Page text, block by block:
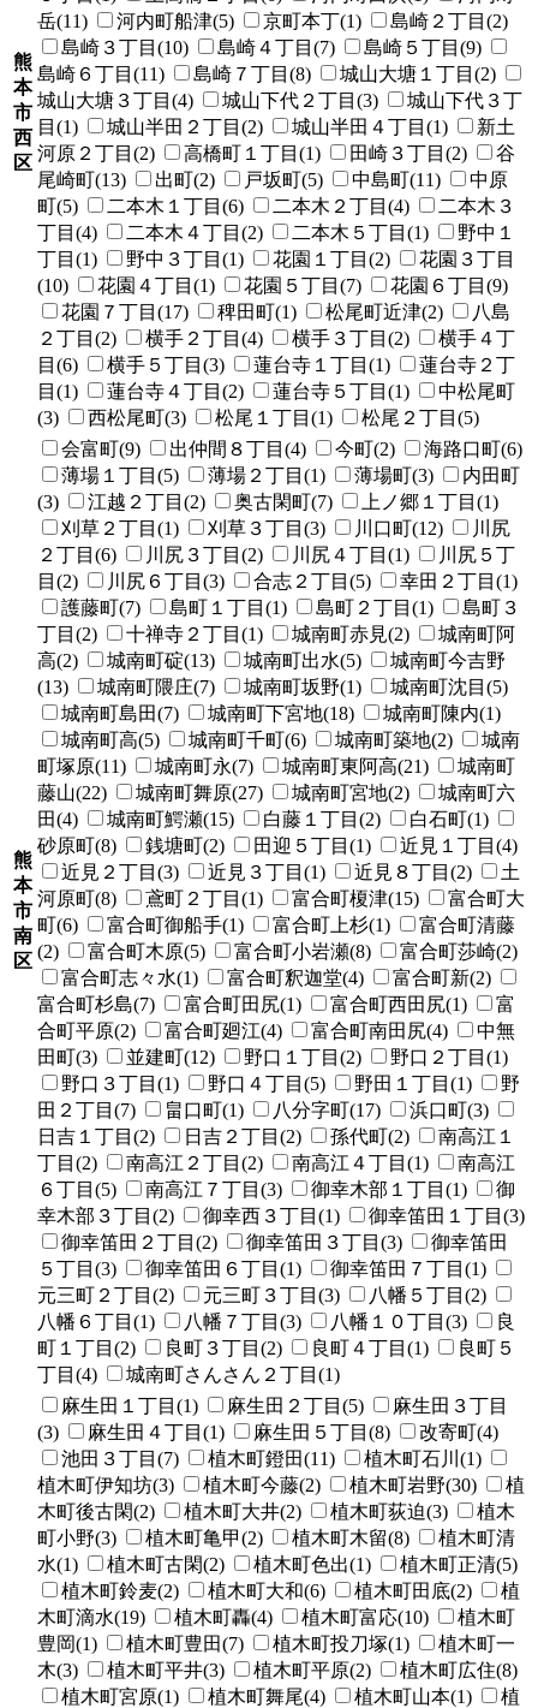
熊
本
市
西
区
岳(11)
河内町船津(5) 京町本丁(1)
島崎２丁目(2)
島崎３丁目(10)
島崎４丁目(7)
島崎５丁目(9)
島崎６丁目(11)
島崎７丁目(8)
城山大塘１丁目(2)
城山大塘３丁目(4)
城山下代２丁目(3)
城山下代３丁
目(1)
城山半田２丁目(2) 城山半田４丁目(1)
新土
河原２丁目(2)
高橋町１丁目(1) 田崎３丁目(2)
谷
尾崎町(13)
出町(2) 戸坂町(5) 中島町(11)
中原
町(5)
二本木１丁目(6) 二本木２丁目(4)
二本木３
丁目(4)
二本木４丁目(2) 二本木５丁目(1)
野中１
丁目(1)
野中３丁目(1) 花園１丁目(2)
花園３丁目
(10)
花園４丁目(1) 花園５丁目(7)
花園６丁目(9)
花園７丁目(17)
稗田町(1) 松尾町近津(2)
八島
２丁目(2)
横手２丁目(4) 横手３丁目(2)
横手４丁
目(6)
横手５丁目(3) 蓮台寺１丁目(1)
蓮台寺２丁
目(1)
蓮台寺４丁目(2) 蓮台寺５丁目(1)
中松尾町
(3)
西松尾町(3) 松尾１丁目(1) 松尾２丁目(5)
熊
本
市
南
区
会富町(9) 出仲間８丁目(4) 今町(2)
海路口町(6)
薄場１丁目(5)
薄場２丁目(1) 薄場町(3)
内田町
(3)
江越２丁目(2) 奥古閑町(7)
上ノ郷１丁目(1)
刈草２丁目(1)
刈草３丁目(3) 川口町(12)
川尻
２丁目(6)
川尻３丁目(2) 川尻４丁目(1)
川尻５丁
目(2)
川尻６丁目(3) 合志２丁目(5)
幸田２丁目(1)
護藤町(7)
島町１丁目(1) 島町２丁目(1)
島町３
丁目(2)
十禅寺２丁目(1) 城南町赤見(2)
城南町阿
高(2)
城南町碇(13) 城南町出水(5)
城南町今吉野
(13)
城南町隈庄(7) 城南町坂野(1)
城南町沈目(5)
城南町島田(7)
城南町下宮地(18)
城南町陳内(1)
城南町高(5)
城南町千町(6) 城南町築地(2)
城南
町塚原(11)
城南町永(7) 城南町東阿高(21)
城南町
藤山(22)
城南町舞原(27) 城南町宮地(2)
城南町六
田(4)
城南町鰐瀬(15) 白藤１丁目(2)
白石町(1)
砂原町(8)
銭塘町(2) 田迎５丁目(1)
近見１丁目(4)
近見２丁目(3)
近見３丁目(1) 近見８丁目(2)
土
河原町(8)
鳶町２丁目(1) 富合町榎津(15)
富合町大
町(6)
富合町御船手(1) 富合町上杉(1)
富合町清藤
(2)
富合町木原(5) 富合町小岩瀬(8)
富合町莎崎(2)
富合町志々水(1)
富合町釈迦堂(4)
富合町新(2)
富合町杉島(7)
富合町田尻(1) 富合町西田尻(1)
富
合町平原(2)
富合町廻江(4) 富合町南田尻(4)
中無
田町(3)
並建町(12) 野口１丁目(2)
野口２丁目(1)
野口３丁目(1)
野口４丁目(5) 野田１丁目(1)
野
田２丁目(7)
畠口町(1) 八分字町(17)
浜口町(3)
日吉１丁目(2)
日吉２丁目(2) 孫代町(2)
南高江１
丁目(2)
南高江２丁目(2) 南高江４丁目(1)
南高江
６丁目(5)
南高江７丁目(3) 御幸木部１丁目(1)
御
幸木部３丁目(2)
御幸西３丁目(1)
御幸笛田１丁目(3)
御幸笛田２丁目(2)
御幸笛田３丁目(3)
御幸笛田
５丁目(3)
御幸笛田６丁目(1)
御幸笛田７丁目(1)
元三町２丁目(2)
元三町３丁目(3)
八幡５丁目(2)
八幡６丁目(1)
八幡７丁目(3) 八幡１０丁目(3)
良
町１丁目(2)
良町３丁目(2) 良町４丁目(1)
良町５
丁目(4)
城南町さんさん２丁目(1)
麻生田１丁目(1) 麻生田２丁目(5)
麻生田３丁目
(3)
麻生田４丁目(1) 麻生田５丁目(8)
改寄町(4)
池田３丁目(7)
植木町鐙田(11)
植木町石川(1)
植木町伊知坊(3)
植木町今藤(2) 植木町岩野(30)
植
木町後古閑(2)
植木町大井(2) 植木町荻迫(3)
植木
町小野(3)
植木町亀甲(2) 植木町木留(8)
植木町清
水(1)
植木町古閑(2) 植木町色出(1)
植木町正清(5)
植木町鈴麦(2)
植木町大和(6) 植木町田底(2)
植
木町滴水(19)
植木町轟(4) 植木町富応(10)
植木町
豊岡(1)
植木町豊田(7) 植木町投刀塚(1)
植木町一
木(3)
植木町平井(3) 植木町平原(2)
植木町広住(8)
植木町宮原(1)
植木町舞尾(4) 植木町山本(1)
植